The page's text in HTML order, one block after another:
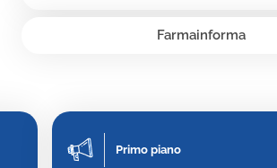
Farmainforma
Primo piano